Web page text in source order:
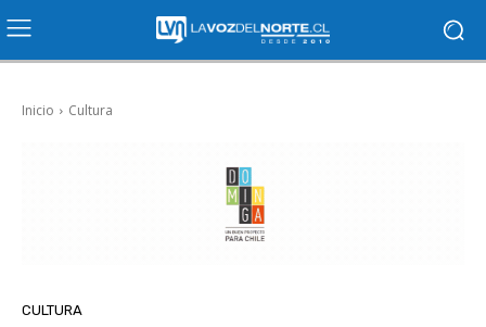
Inicio Cultura
CULTURA